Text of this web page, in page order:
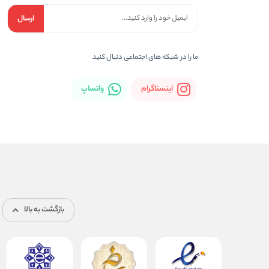
ارسال
ما را در شبکه های اجتماعی دنبال کنید
اینستاگرام واتساپ
بازگشت به بالا